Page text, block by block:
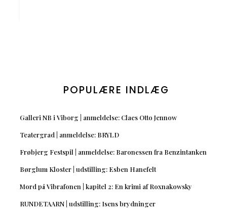
POPULÆRE INDLÆG
Galleri NB i Viborg | anmeldelse: Claes Otto Jennow
Teatergrad | anmeldelse: BRYLD
Frøbjerg Festspil | anmeldelse: Baronessen fra Benzintanken
Børglum Kloster | udstilling: Esben Hanefelt
Mord på Vibrafonen | kapitel 2: En krimi af Roxnakowsky
RUNDETAARN | udstilling: Isens brydninger